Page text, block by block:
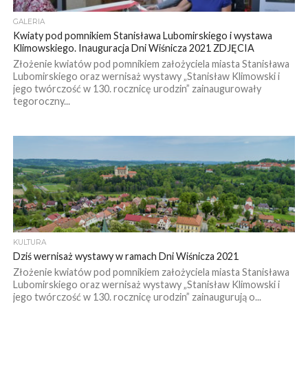
GALERIA
Kwiaty pod pomnikiem Stanisława Lubomirskiego i wystawa
Klimowskiego. Inauguracja Dni Wiśnicza 2021 ZDJĘCIA
Złożenie kwiatów pod pomnikiem założyciela miasta Stanisława
Lubomirskiego oraz wernisaż wystawy „Stanisław Klimowski i
jego twórczość w 130. rocznicę urodzin” zainaugurowały
tegoroczny...
KULTURA
Dziś wernisaż wystawy w ramach Dni Wiśnicza 2021
Złożenie kwiatów pod pomnikiem założyciela miasta Stanisława
Lubomirskiego oraz wernisaż wystawy „Stanisław Klimowski i
jego twórczość w 130. rocznicę urodzin” zainaugurują o...